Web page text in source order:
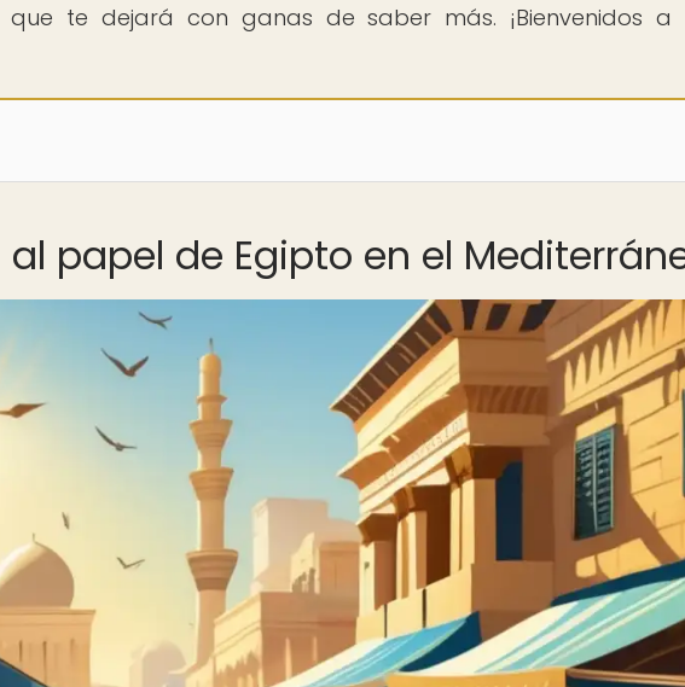
te dejará con ganas de saber más. ¡Bienvenidos a
papel de Egipto en el